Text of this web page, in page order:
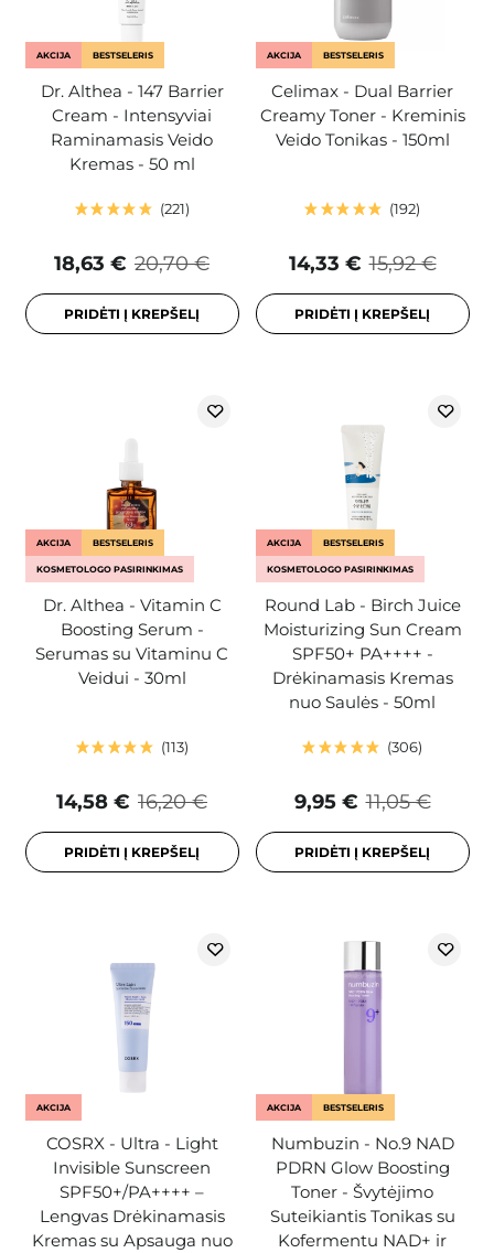
AKCIJA BESTSELERIS
Dr. Althea - 147 Barrier
Cream - Intensyviai
Raminamasis Veido
Kremas - 50 ml
221
20,70 €
18,63 €
PRIDĖTI Į KREPŠELĮ
AKCIJA BESTSELERIS
Celimax - Dual Barrier
Creamy Toner - Kreminis
Veido Tonikas - 150ml
192
15,92 €
14,33 €
PRIDĖTI Į KREPŠELĮ
AKCIJA BESTSELERIS
KOSMETOLOGO PASIRINKIMAS
Dr. Althea - Vitamin C
Boosting Serum -
Serumas su Vitaminu C
Veidui - 30ml
113
16,20 €
14,58 €
PRIDĖTI Į KREPŠELĮ
AKCIJA BESTSELERIS
KOSMETOLOGO PASIRINKIMAS
Round Lab - Birch Juice
Moisturizing Sun Cream
SPF50+ PA++++ -
Drėkinamasis Kremas
nuo Saulės - 50ml
306
11,05 €
9,95 €
PRIDĖTI Į KREPŠELĮ
AKCIJA
COSRX - Ultra - Light
Invisible Sunscreen
SPF50+/PA++++ –
Lengvas Drėkinamasis
Kremas su Apsauga nuo
AKCIJA BESTSELERIS
Numbuzin - No.9 NAD
PDRN Glow Boosting
Toner - Švytėjimo
Suteikiantis Tonikas su
Kofermentu NAD+ ir